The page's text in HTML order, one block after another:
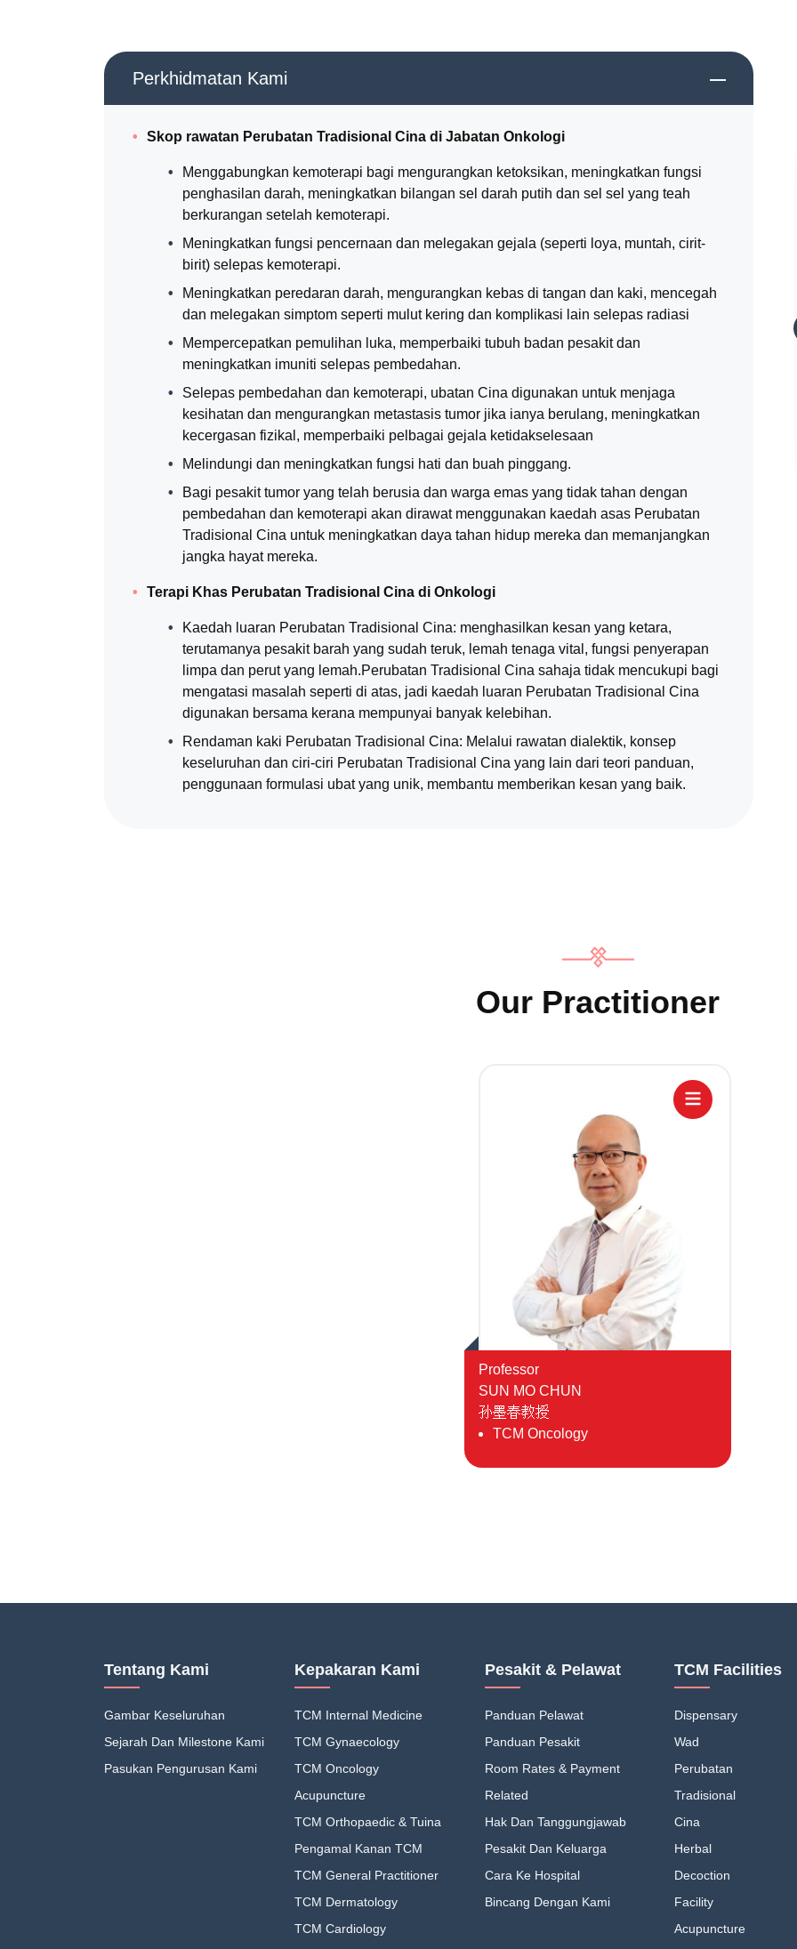
Perkhidmatan Kami
Skop rawatan Perubatan Tradisional Cina di Jabatan Onkologi
Menggabungkan kemoterapi bagi mengurangkan ketoksikan, meningkatkan fungsi
penghasilan darah, meningkatkan bilangan sel darah putih dan sel sel yang teah
berkurangan setelah kemoterapi.
Meningkatkan fungsi pencernaan dan melegakan gejala (seperti loya, muntah, cirit-
birit) selepas kemoterapi.
Meningkatkan peredaran darah, mengurangkan kebas di tangan dan kaki, mencegah
dan melegakan simptom seperti mulut kering dan komplikasi lain selepas radiasi
Mempercepatkan pemulihan luka, memperbaiki tubuh badan pesakit dan
meningkatkan imuniti selepas pembedahan.
Selepas pembedahan dan kemoterapi, ubatan Cina digunakan untuk menjaga
kesihatan dan mengurangkan metastasis tumor jika ianya berulang, meningkatkan
kecergasan fizikal, memperbaiki pelbagai gejala ketidakselesaan
Melindungi dan meningkatkan fungsi hati dan buah pinggang.
Bagi pesakit tumor yang telah berusia dan warga emas yang tidak tahan dengan
pembedahan dan kemoterapi akan dirawat menggunakan kaedah asas Perubatan
Tradisional Cina untuk meningkatkan daya tahan hidup mereka dan memanjangkan
jangka hayat mereka.
Terapi Khas Perubatan Tradisional Cina di Onkologi
Kaedah luaran Perubatan Tradisional Cina: menghasilkan kesan yang ketara,
terutamanya pesakit barah yang sudah teruk, lemah tenaga vital, fungsi penyerapan
limpa dan perut yang lemah.Perubatan Tradisional Cina sahaja tidak mencukupi bagi
mengatasi masalah seperti di atas, jadi kaedah luaran Perubatan Tradisional Cina
digunakan bersama kerana mempunyai banyak kelebihan.
Rendaman kaki Perubatan Tradisional Cina: Melalui rawatan dialektik, konsep
keseluruhan dan ciri-ciri Perubatan Tradisional Cina yang lain dari teori panduan,
penggunaan formulasi ubat yang unik, membantu memberikan kesan yang baik.
Ju Hua Jin Yin Hua
Our Practitioner
Professor
SUN MO CHUN
孙墨春教授
TCM Oncology
Janji
Atas
Talian
Hubungi
Hotline
Tentang Kami
Gambar Keseluruhan
Sejarah Dan Milestone Kami
Pasukan Pengurusan Kami
Kepakaran Kami
TCM Internal Medicine
TCM Gynaecology
TCM Oncology
Acupuncture
TCM Orthopaedic & Tuina
Pengamal Kanan TCM
TCM General Practitioner
TCM Dermatology
TCM Cardiology
Pesakit & Pelawat
Panduan Pelawat
Panduan Pesakit
Room Rates & Payment
Related
Hak Dan Tanggungjawab
Pesakit Dan Keluarga
Cara Ke Hospital
Bincang Dengan Kami
TCM Facilities
Dispensary
Wad
Perubatan
Tradisional
Cina
Herbal
Decoction
Facility
Acupuncture